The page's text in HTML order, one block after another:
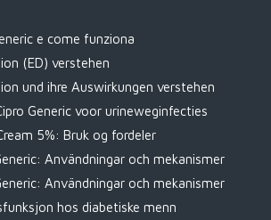
e come funziona
(ED) verstehen
und ihre Auswirkungen verstehen
Generic voor urineweginfecties
5%: Bruk og fordeler
Användningar och mekanismer
Användningar och mekanismer
hos diabetiske menn